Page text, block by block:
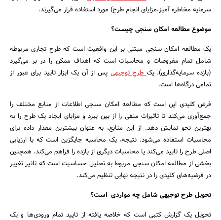
جستجو
سرمایه مخاطره آمیز،مزایای انجام طرح) مورد استفاده قرار می‌گیرند.
موضوع مطالعه امکان سنجی چیست؟
یک مطالعه امکان سنجی مبتنی بر این واقعیت است که طرح تجاری مربوطه
شامل تمام مفروضات و محاسبات است که اهداف ممکن را در بر می‌گیرد
(بازده سرمایه‌گذاری). یکطرح توجیهی پس از آن یک ابزار تایید برای عبور از
تمامی درگاه‌ها است.
فرض کلیدی این است که مطالعه امکان سنجی اطلاعات از منابع مختلف را
جمع‌آوری می‌کند تا تاثیرات منفی را از بین ببرد و مزایای ایجاد یک طرح را به
بهترین نحو نمایش دهد. از این منابع، به عنوان بیشترین مقدار داده برای
محاسبات استفاده می‌شود. نتیجه، یک محاسبه جایگزین است که یا ارزیابی
اصلی طرح را تایید می‌کند یا محاسبات دیگری از بازده را فراهم می‌کند. همچنین
بخشی از مطالعه امکان سنجی مربوط به تحلیل حساسیت است که تاثیر تغییر
در فرضیه‌های کلیدی را در نتیجه نهایی تنظیم می‌کند.
تحویل طرح توجیهی شامل چه مواردی است؟
تحویل یک گزارش کتبی است که خلاصه یافته از تایید تمام ورودی‌ها و یک